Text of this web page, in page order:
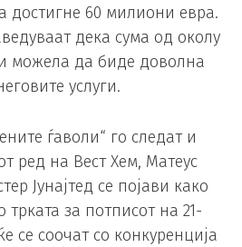
достигне 60 милиони евра.
дека сума од околу
можела да биде доволна
услуги.
ѓаволи“ го следат и
ред на Вест Хем, Матеус
Јунајтед се појави како
за потписот на 21-
се соочат со конкуренција